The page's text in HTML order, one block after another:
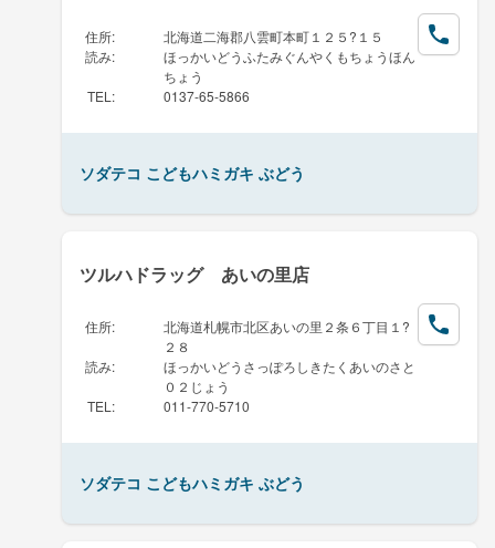
住所:
北海道二海郡八雲町本町１２５?１５
読み:
ほっかいどうふたみぐんやくもちょうほん
ちょう
TEL : 0137-65-5866
ソダテコ こどもハミガキ ぶどう
ツルハドラッグ あいの里店
住所:
北海道札幌市北区あいの里２条６丁目１?
２８
読み:
ほっかいどうさっぽろしきたくあいのさと
０２じょう
TEL : 011-770-5710
ソダテコ こどもハミガキ ぶどう